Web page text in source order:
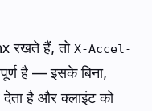
रखते हैं, तो X-Accel-
है — इसके बिना,
है और क्लाइंट को